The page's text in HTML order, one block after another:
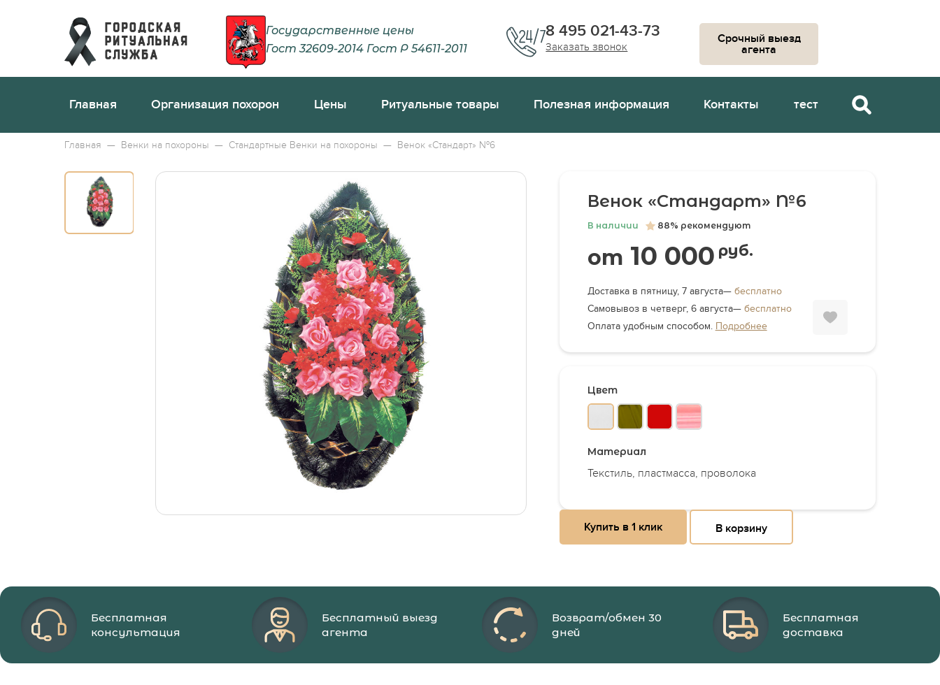
Государственные цены
Гост 32609-2014 Гост Р 54611-2011
8 495 021-43-73
Заказать звонок
Срочный выезд
агента
Главная Организация похорон
Порядок действий, если умер близкий человек
Бальзамирование тела
Цены Ритуальные товары
Гробы
Корзины
Аксессуары
Транспорт
Бригада сопровождения
Агент
Полезная информация
Регистрация смерти
Гербовое свидетельство о смерти № 106/у-08
Права наследника
Что делать при смерти близкого человека?
Что можно и нельзя по традициям во время похорон?
Можно ли отказаться от вскрытия усопшего?
Зачем накрывать зеркала в доме после смерти близкого человека?
Стала известна стоимость похорон
Место на кладбище в Москве и Подмосковье
Отпевание
Гражданская панихида
Организация поминок
Как получить выплаты на погребение
Заказать похороны в Москве
Похороны на кладбище
Похороны умершего
Кладбища Москвы
Крематории Москвы
Контакты тест
Главная — Венки на похороны — Стандартные Венки на похороны — Венок «Стандарт» №6
Венок «Стандарт» №6
В наличии 88% рекомендуют
от 10 000 руб.
Доставка в пятницу, 7 августа— бесплатно
Самовывоз в четверг, 6 августа— бесплатно
Оплата удобным способом. Подробнее
Цвет
Материал
Текстиль, пластмасса, проволока
Купить в 1 клик В корзину
Бесплатная
консультация
Бесплатный выезд
агента
Возврат/обмен 30
дней
Бесплатная
доставка